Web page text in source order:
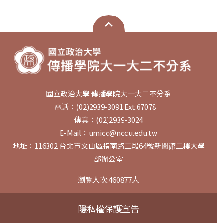
國立政治大學 傳播學院大一大二不分系
電話：(02)2939-3091 Ext.67078
傳真：(02)2939-3024
E-Mail：umicc@nccu.edu.tw
地址：116302 台北市文山區指南路二段64號新聞館二樓大學
部辦公室
瀏覽人次:460877人
隱私權保護宣告